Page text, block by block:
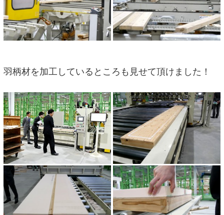
羽柄材を加工しているところも見せて頂けました！